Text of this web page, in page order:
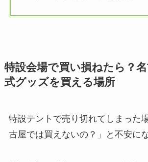
特設会場で買い損ねたら？
式グッズを買える場所
特設テントで売り切れてしまった
古屋では買えないの？」と不安に